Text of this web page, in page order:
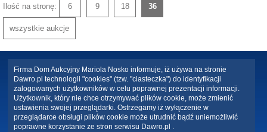
Ilość na stronę: 6 9 18 36
wszystkie aukcje
Firma Dom Aukcyjny Mariola Nosko informuje, iż używa na stronie
Dawro.pl technologii "cookies" (tzw. "ciasteczka") do identyfikacji
zalogowanych użytkowników w celu poprawnej prezentacji informacji.
Użytkownik, który nie chce otrzymywać plików cookie, może zmienić
ustawienia swojej przeglądarki. Ostrzegamy iż wyłączenie w
przeglądarce obsługi plików cookie może utrudnić bądź uniemożliwić
poprawne korzystanie ze stron serwisu Dawro.pl .